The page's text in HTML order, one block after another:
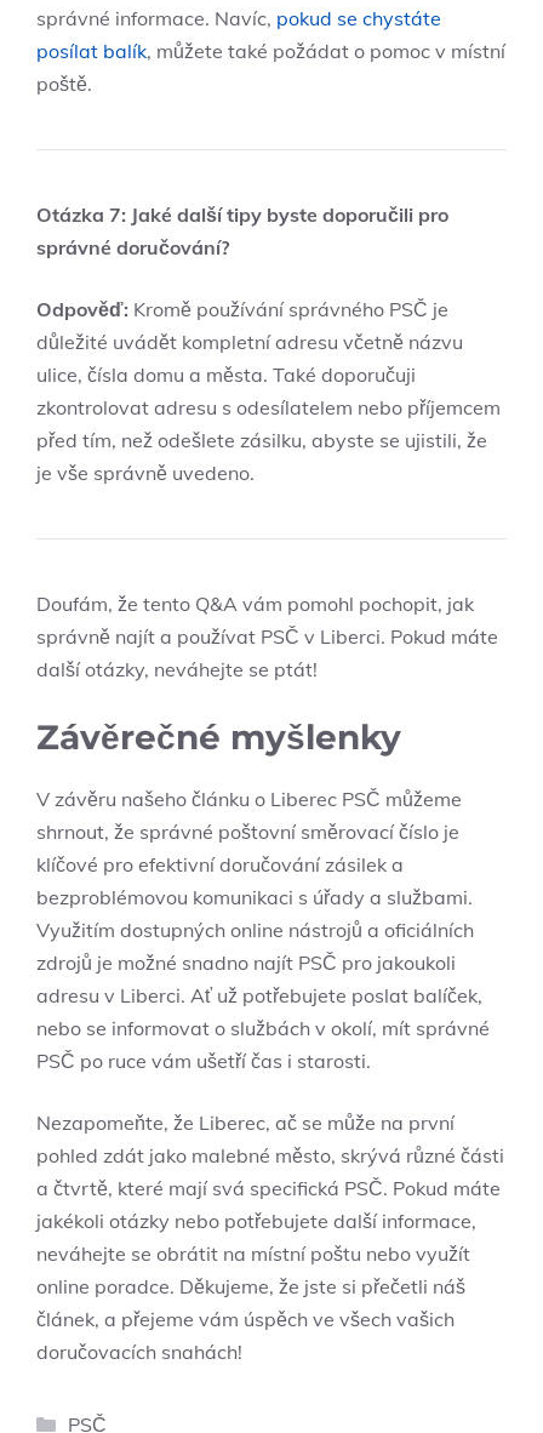
správné informace. Navíc, pokud se chystáte
posílat balík, můžete také požádat o pomoc v místní
poště.
Otázka 7: Jaké další tipy byste doporučili pro
správné doručování?
Odpověď: Kromě používání správného PSČ je
důležité uvádět kompletní adresu včetně názvu
ulice, čísla domu a města. Také doporučuji
zkontrolovat adresu s odesílatelem nebo příjemcem
před tím, než odešlete zásilku, abyste se ujistili, že
je vše správně uvedeno.
Doufám, že tento Q&A vám pomohl pochopit, jak
správně najít a používat PSČ v Liberci. Pokud máte
další otázky, neváhejte se ptát!
Závěrečné myšlenky
V závěru našeho článku o Liberec PSČ můžeme
shrnout, že správné poštovní směrovací číslo je
klíčové pro efektivní doručování zásilek a
bezproblémovou komunikaci s úřady a službami.
Využitím dostupných online nástrojů a oficiálních
zdrojů je možné snadno najít PSČ pro jakoukoli
adresu v Liberci. Ať už potřebujete poslat balíček,
nebo se informovat o službách v okolí, mít správné
PSČ po ruce vám ušetří čas i starosti.
Nezapomeňte, že Liberec, ač se může na první
pohled zdát jako malebné město, skrývá různé části
a čtvrtě, které mají svá specifická PSČ. Pokud máte
jakékoli otázky nebo potřebujete další informace,
neváhejte se obrátit na místní poštu nebo využít
online poradce. Děkujeme, že jste si přečetli náš
článek, a přejeme vám úspěch ve všech vašich
doručovacích snahách!
Rubriky
PSČ